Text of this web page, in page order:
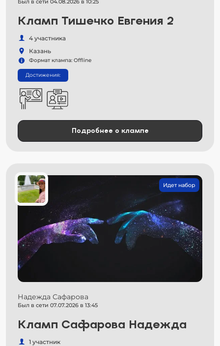
Кламп Тишечко Евгения 2
4 участника
Казань
Формат клампа: Offline
Достижения:
Подробнее о клампе
Идет набор
Надежда Сафарова
Был в сети 07.07.2026 в 13:45
Кламп Сафарова Надежда
1 участник